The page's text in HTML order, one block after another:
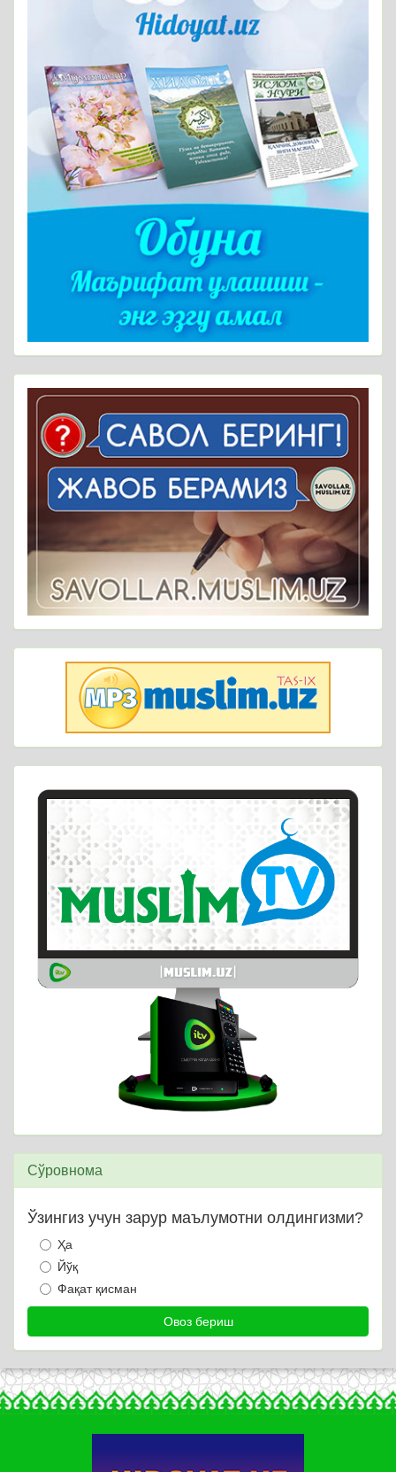
Сўровнома
Ўзингиз учун зарур маълумотни олдингизми?
Ҳа
Йўқ
Фақат қисман